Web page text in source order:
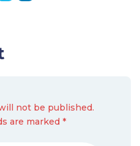
not be published.
are marked *